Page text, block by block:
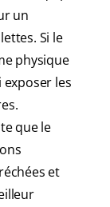
un
Si le
physique
les
que le
et